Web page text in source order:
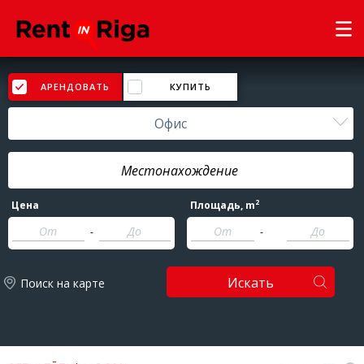
АРЕНДОВАТЬ КУПИТЬ
Офис
Цена
-
Площадь, m2
-
Поиск на карте Искать